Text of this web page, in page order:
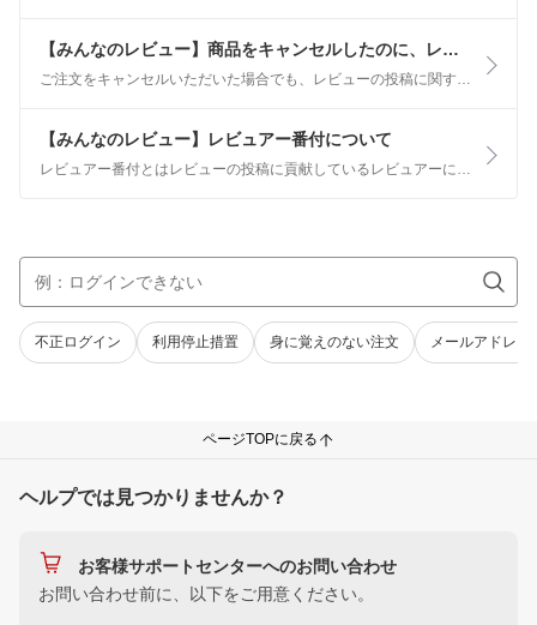
【みんなのレビュー】商品をキャンセルしたのに、レビューの投稿に関するメールが届いた
ご注文をキャンセルいただいた場合でも、レビューの投稿に関するメールが届く場合がございます。 届いた場合は、お手数ですがこちらのメールは破棄していただきますようお願いいたします。
【みんなのレビュー】レビュアー番付について
レビュアー番付とはレビューの投稿に貢献しているレビュアーに贈られる称号です。 レビュアー番付はmyレビューよりご確認いただけます。 レビュアー番付の種類 横綱 ※最上位 大関 関脇 小結 前頭 幕下
不正ログイン 利用停止措置 身に覚えのない注文 メールアドレス
ページTOPに戻る
ヘルプでは見つかりませんか？
お客様サポートセンターへのお問い合わせ
お問い合わせ前に、以下をご用意ください。